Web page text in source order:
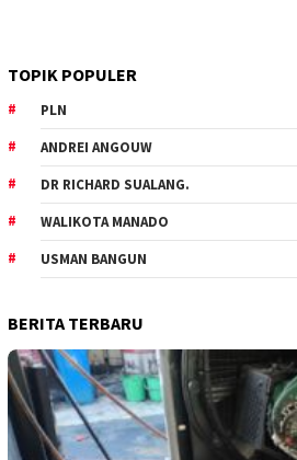
TOPIK POPULER
PLN
ANDREI ANGOUW
DR RICHARD SUALANG.
WALIKOTA MANADO
USMAN BANGUN
BERITA TERBARU